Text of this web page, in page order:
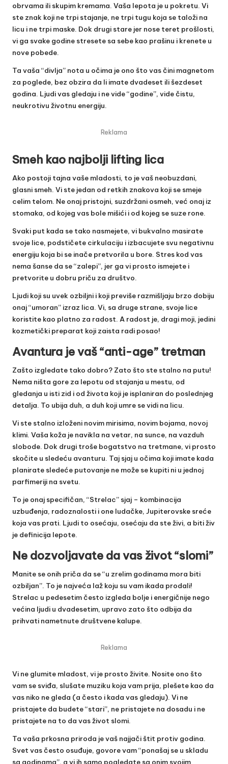
obrvama ili skupim kremama. Vaša lepota je u pokretu. Vi
ste znak koji ne trpi stajanje, ne trpi tugu koja se taloži na
licu i ne trpi maske. Dok drugi stare jer nose teret prošlosti,
vi ga svake godine stresete sa sebe kao prašinu i krenete u
nove pobede.
Ta vaša “divlja” nota u očima je ono što vas čini magnetom
za poglede, bez obzira da li imate dvadeset ili šezdeset
godina. Ljudi vas gledaju i ne vide “godine”, vide čistu,
neukrotivu životnu energiju.
Reklama
Smeh kao najbolji lifting lica
Ako postoji tajna vaše mladosti, to je vaš neobuzdani,
glasni smeh. Vi ste jedan od retkih znakova koji se smeje
celim telom. Ne onaj pristojni, suzdržani osmeh, već onaj iz
stomaka, od kojeg vas bole mišići i od kojeg se suze rone.
Svaki put kada se tako nasmejete, vi bukvalno masirate
svoje lice, podstičete cirkulaciju i izbacujete svu negativnu
energiju koja bi se inače pretvorila u bore. Stres kod vas
nema šanse da se “zalepi”, jer ga vi prosto ismejete i
pretvorite u dobru priču za društvo.
Ljudi koji su uvek ozbiljni i koji previše razmišljaju brzo dobiju
onaj “umoran” izraz lica. Vi, sa druge strane, svoje lice
koristite kao platno za radost. A radost je, dragi moji, jedini
kozmetički preparat koji zaista radi posao!
Avantura je vaš “anti-age” tretman
Zašto izgledate tako dobro? Zato što ste stalno na putu!
Nema ništa gore za lepotu od stajanja u mestu, od
gledanja u isti zid i od života koji je isplaniran do poslednjeg
detalja. To ubija duh, a duh koji umre se vidi na licu.
Vi ste stalno izloženi novim mirisima, novim bojama, novoj
klimi. Vaša koža je navikla na vetar, na sunce, na vazduh
slobode. Dok drugi troše bogatstvo na tretmane, vi prosto
skočite u sledeću avanturu. Taj sjaj u očima koji imate kada
planirate sledeće putovanje ne može se kupiti ni u jednoj
parfimeriji na svetu.
To je onaj specifičan, “Strelac” sjaj – kombinacija
uzbuđenja, radoznalosti i one ludačke, Jupiterovske sreće
koja vas prati. Ljudi to osećaju, osećaju da ste živi, a biti živ
je definicija lepote.
Ne dozvoljavate da vas život “slomi”
Manite se onih priča da se “u zrelim godinama mora biti
ozbiljan”. To je najveća laž koju su vam ikada prodali!
Strelac u pedesetim često izgleda bolje i energičnije nego
većina ljudi u dvadesetim, upravo zato što odbija da
prihvati nametnute društvene kalupe.
Reklama
Vi ne glumite mladost, vi je prosto živite. Nosite ono što
vam se sviđa, slušate muziku koja vam prija, plešete kao da
vas niko ne gleda (a često i kada vas gledaju). Vi ne
pristajete da budete “stari”, ne pristajete na dosadu i ne
pristajete na to da vas život slomi.
Ta vaša prkosna priroda je vaš najjači štit protiv godina.
Svet vas često osuđuje, govore vam “ponašaj se u skladu
sa godinama”, a vi ih samo pogledate sa onim svojim